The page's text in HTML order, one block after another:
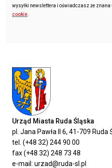
wysyłki newslettera i oświadczasz że znana
cookie
Urząd Miasta Ruda Śląska
pl. Jana Pawła II 6, 41-709 Ruda
tel. (+48 32) 244 90 00
fax (+48 32) 248 73 48
e-mail: urzad@ruda-sl.pl